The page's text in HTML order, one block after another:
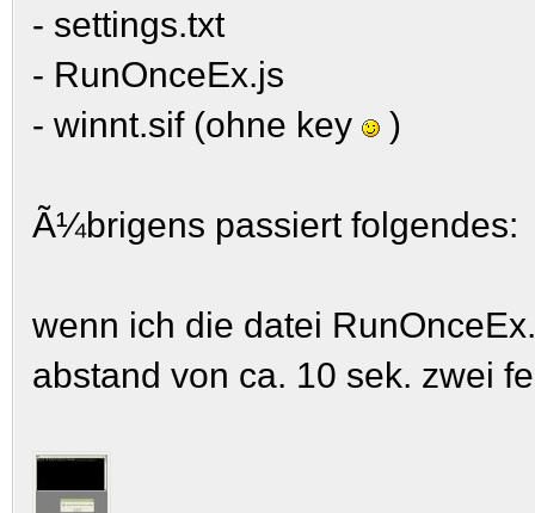
- settings.txt
- RunOnceEx.js
- winnt.sif (ohne key
)
Ã¼brigens passiert folgendes:
wenn ich die datei
abstand von ca. 10 sek. zwei